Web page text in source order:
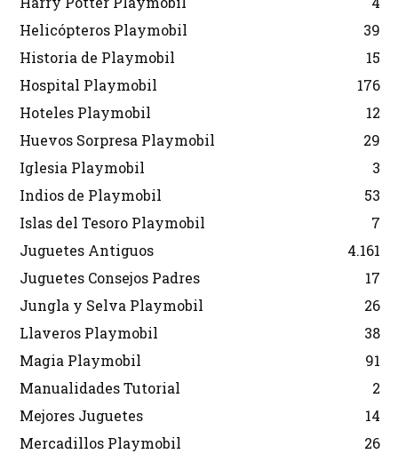
Helicópteros Playmobil
39
Historia de Playmobil
15
Hospital Playmobil
176
Hoteles Playmobil
12
Huevos Sorpresa Playmobil
29
Iglesia Playmobil
3
Indios de Playmobil
53
Islas del Tesoro Playmobil
7
Juguetes Antiguos
4.161
Juguetes Consejos Padres
17
Jungla y Selva Playmobil
26
Llaveros Playmobil
38
Magia Playmobil
91
Manualidades Tutorial
2
Mejores Juguetes
14
Mercadillos Playmobil
26